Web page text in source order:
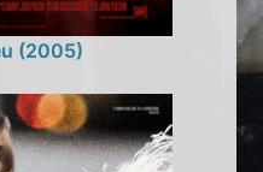
(2005)